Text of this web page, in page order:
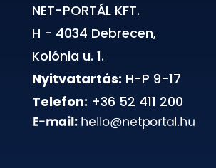
NET-PORTÁL KFT.
H - 4034 Debrecen,
Kolónia u. 1.
Nyitvatartás: H-P 9-17
Telefon: +36 52 411 200